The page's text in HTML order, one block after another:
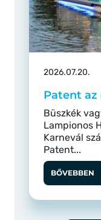
2026.07.20.
Patent az
Büszkék
Lampionos
Karnevál
Patent...
BŐVEBBEN